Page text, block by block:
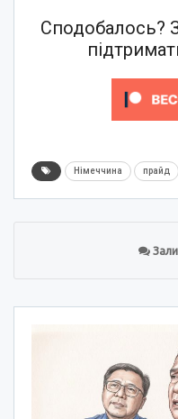
Сподобалось?
Німеччина прайд